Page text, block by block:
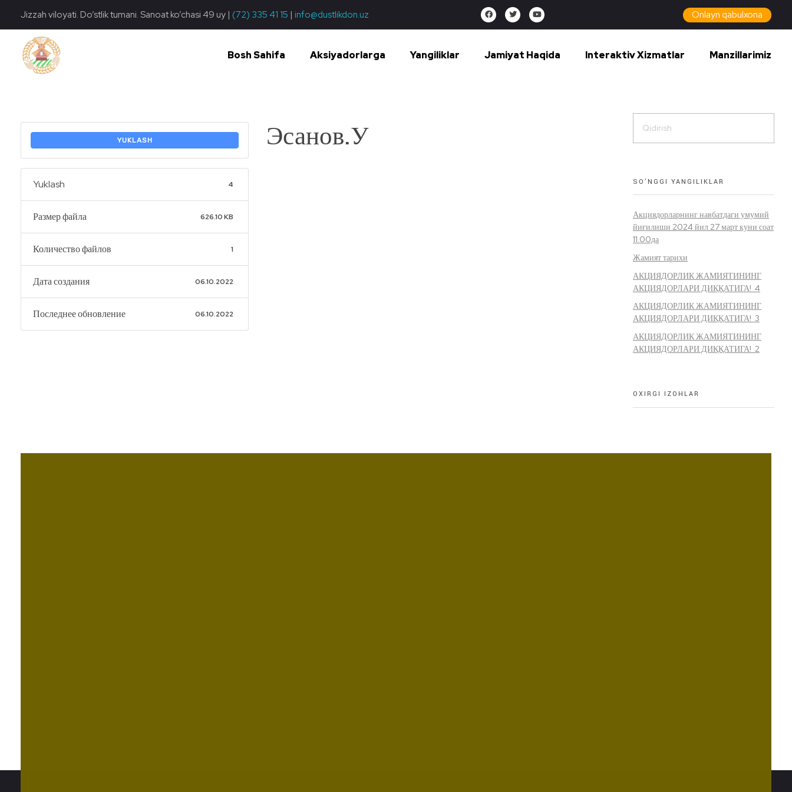
Jizzah viloyati. Do’stlik tumani. Sanoat ko’chasi 49 uy | (72) 335 41 15 | info@dustlikdon.uz Onlayn qabulxona
Bosh Sahifa Aksiyadorlarga Yangiliklar Jamiyat Haqida Interaktiv Xizmatlar Manzillarimiz
YUKLASH
Yuklash 4
Размер файла 626.10 KB
Количество файлов 1
Дата создания 06.10.2022
Последнее обновление 06.10.2022
Эсанов.У
SO’NGGI YANGILIKLAR
Акциядорларнинг навбатдаги умумий
йиғилиши 2024 йил 27 март куни соат
11.00да
Жамият тарихи
АКЦИЯДОРЛИК ЖАМИЯТИНИНГ
АКЦИЯДОРЛАРИ ДИҚҚАТИГА! 4
АКЦИЯДОРЛИК ЖАМИЯТИНИНГ
АКЦИЯДОРЛАРИ ДИҚҚАТИГА! 3
АКЦИЯДОРЛИК ЖАМИЯТИНИНГ
АКЦИЯДОРЛАРИ ДИҚҚАТИГА! 2
OXIRGI IZOHLAR